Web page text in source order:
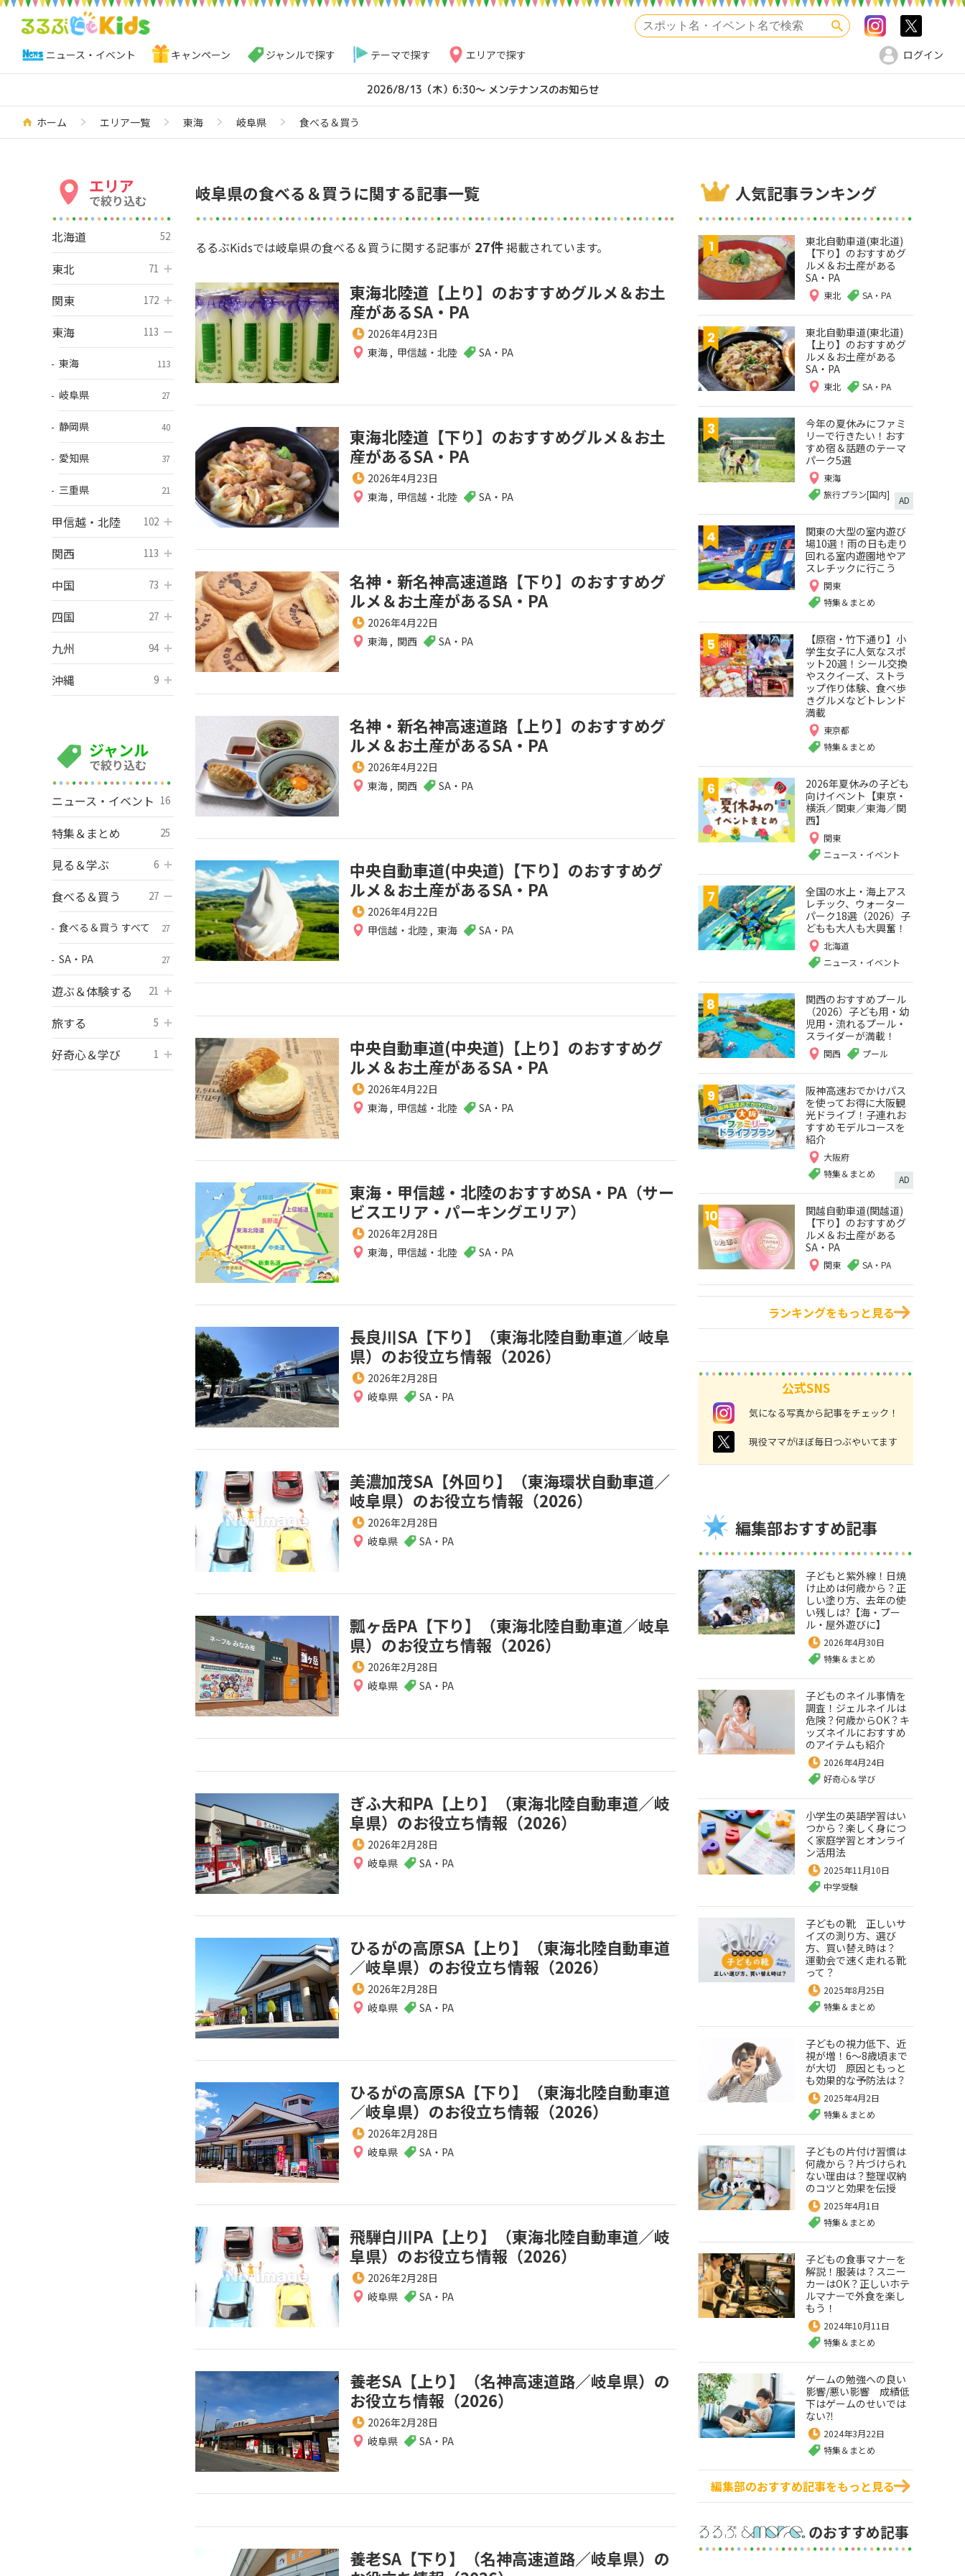
検索 Instagram
ニュース・イベント キャンペーン ジャンルで探す テーマで探す エリアで探す ログイン
2026/8/13（木）6:30～ メンテナンスのお知らせ
ホーム エリア一覧 東海 岐阜県 食べる＆買う
エリア
で絞り込む
北海道 52
東北 71
関東
172
開く
東海
113
東海 113
岐阜県 27
静岡県 40
愛知県 37
三重県 21
甲信越・北陸 102
関西
113
開く
中国
73
開く
四国
27
開く
九州
94
開く
沖縄
9
ジャンル
で絞り込む
ニュース・イベント 16
特集＆まとめ 25
見る＆学ぶ 6
開く
食べる＆買う
27 開く
食べる＆買う すべて 27
SA・PA 27
遊ぶ＆体験する 21
旅する
5
好奇心＆学び
1 開く
岐阜県の食べる＆買うに関する記事一覧
るるぶKidsでは岐阜県の食べる＆買うに関する記事が 27件掲載されています。
東海北陸道【上り】のおすすめグルメ＆お土
産があるSA・PA
2026年4月23日
東海 , 甲信越・北陸 SA・PA
東海北陸道【下り】のおすすめグルメ＆お土
産があるSA・PA
2026年4月23日
東海 , 甲信越・北陸 SA・PA
名神・新名神高速道路【下り】のおすすめグ
ルメ＆お土産があるSA・PA
2026年4月22日
東海 , 関西 SA・PA
名神・新名神高速道路【上り】のおすすめグ
ルメ＆お土産があるSA・PA
2026年4月22日
東海 , 関西 SA・PA
中央自動車道(中央道)【下り】のおすすめグ
ルメ＆お土産があるSA・PA
2026年4月22日
甲信越・北陸 , 東海 SA・PA
中央自動車道(中央道)【上り】のおすすめグ
ルメ＆お土産があるSA・PA
2026年4月22日
東海 , 甲信越・北陸 SA・PA
東海・甲信越・北陸のおすすめSA・PA（サー
ビスエリア・パーキングエリア）
2026年2月28日
東海 , 甲信越・北陸 SA・PA
長良川SA【下り】（東海北陸自動車道／岐阜
県）のお役立ち情報（2026）
2026年2月28日
岐阜県
SA・PA
美濃加茂SA【外回り】（東海環状自動車道／
岐阜県）のお役立ち情報（2026）
2026年2月28日
岐阜県
SA・PA
瓢ヶ岳PA【下り】（東海北陸自動車道／岐阜
県）のお役立ち情報（2026）
2026年2月28日
岐阜県
SA・PA
ぎふ大和PA【上り】（東海北陸自動車道／岐
阜県）のお役立ち情報（2026）
2026年2月28日
岐阜県
SA・PA
ひるがの高原SA【上り】（東海北陸自動車道
／岐阜県）のお役立ち情報（2026）
2026年2月28日
岐阜県
SA・PA
ひるがの高原SA【下り】（東海北陸自動車道
／岐阜県）のお役立ち情報（2026）
2026年2月28日
岐阜県
SA・PA
飛騨白川PA【上り】（東海北陸自動車道／岐
阜県）のお役立ち情報（2026）
2026年2月28日
岐阜県
SA・PA
養老SA【上り】（名神高速道路／岐阜県）の
お役立ち情報（2026）
2026年2月28日
岐阜県
SA・PA
養老SA【下り】（名神高速道路／岐阜県）の
人気記事ランキング
東北自動車道(東北道)
【下り】のおすすめグ
ルメ＆お土産がある
SA・PA
東北 SA・PA
東北自動車道(東北道)
【上り】のおすすめグ
ルメ＆お土産がある
SA・PA
東北 SA・PA
今年の夏休みにファミ
リーで行きたい！おす
すめ宿＆話題のテーマ
パーク5選
東海
旅行プラン[国内]
AD
関東の大型の室内遊び
場10選！雨の日も走り
回れる室内遊園地やア
スレチックに行こう
関東
特集＆まとめ
【原宿・竹下通り】小
学生女子に人気なスポ
ット20選！シール交換
やスクイーズ、ストラ
ップ作り体験、食べ歩
きグルメなどトレンド
満載
東京都
特集＆まとめ
2026年夏休みの子ども
向けイベント【東京・
横浜／関東／東海／関
西】
関東
ニュース・イベント
全国の水上・海上アス
レチック、ウォーター
パーク18選（2026）子
どもも大人も大興奮！
北海道
ニュース・イベント
関西のおすすめプール
（2026）子ども用・幼
児用・流れるプール・
スライダーが満載！
関西 プール
阪神高速おでかけパス
を使ってお得に大阪観
光ドライブ！子連れお
すすめモデルコースを
紹介
大阪府
特集＆まとめ
AD
関越自動車道(関越道)
【下り】のおすすめグ
ルメ＆お土産がある
SA・PA
関東 SA・PA
ランキングをもっと見る
公式SNS
instagram 気になる写真から記事をチェック！
twitter 現役ママがほぼ毎日つぶやいてます
編集部おすすめ記事
子どもと紫外線！日焼
け止めは何歳から？正
しい塗り方、去年の使
い残しは?【海・プー
ル・屋外遊びに】
2026年4月30日
特集＆まとめ
子どものネイル事情を
調査！ジェルネイルは
危険？何歳からOK？キ
ッズネイルにおすすめ
のアイテムも紹介
2026年4月24日
好奇心＆学び
小学生の英語学習はい
つから？楽しく身につ
く家庭学習とオンライ
ン活用法
2025年11月10日
中学受験
子どもの靴 正しいサ
イズの測り方、選び
方、買い替え時は？
運動会で速く走れる靴
って？
2025年8月25日
特集＆まとめ
子どもの視力低下、近
視が増！6～8歳頃まで
が大切 原因ともっと
も効果的な予防法は？
2025年4月2日
特集＆まとめ
子どもの片付け習慣は
何歳から？片づけられ
ない理由は？整理収納
のコツと効果を伝授
2025年4月1日
特集＆まとめ
子どもの食事マナーを
解説！服装は？スニー
カーはOK？正しいホテ
ルマナーで外食を楽し
もう！
2024年10月11日
特集＆まとめ
ゲームの勉強への良い
影響/悪い影響 成績低
下はゲームのせいでは
ない⁈
2024年3月22日
特集＆まとめ
編集部のおすすめ記事をもっと見る
のおすすめ記事